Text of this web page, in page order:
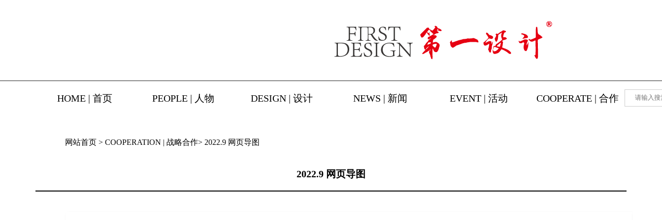
HOME | 首页 PEOPLE | 人物 DESIGN | 设计 NEWS | 新闻 EVENT | 活动 COOPERATE | 合作
网站首页 > COOPERATION | 战略合作> 2022.9 网页导图
2022.9 网页导图